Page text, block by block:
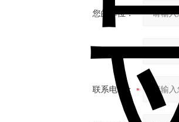
您的单位：
联系电话：